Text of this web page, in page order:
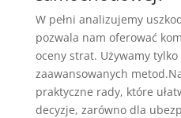
W pełni analizujemy
pozwala nam oferować
oceny strat. Używamy
zaawansowanych
praktyczne rady, które
decyzje, zarówno dla